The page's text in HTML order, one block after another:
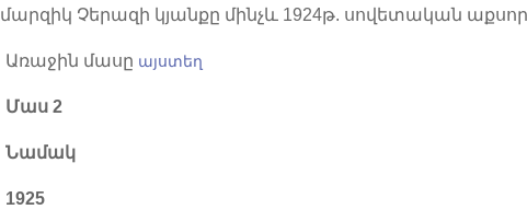
մարզիկ Չերազի կյանքը մինչև 1924թ. սովետական
Առաջին մասը այստեղ
Մաս 2
Նամակ
1925